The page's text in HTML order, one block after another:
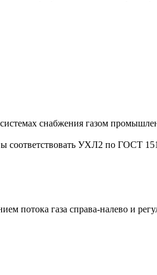
снабжения газом
соответствовать УХЛ2 по ГОСТ
потока газа справа-налево и